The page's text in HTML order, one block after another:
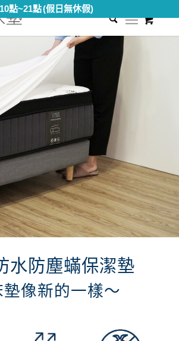
水防塵蟎保潔墊
墊像新的一樣～